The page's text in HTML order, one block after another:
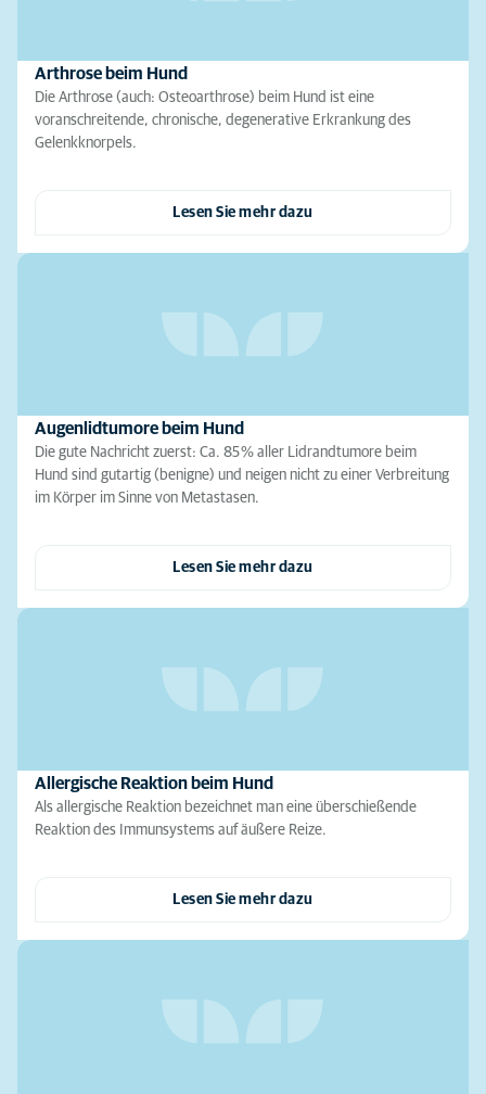
Arthrose beim Hund
Die Arthrose (auch: Osteoarthrose) beim Hund ist eine
voranschreitende, chronische, degenerative Erkrankung des
Gelenkknorpels.
Lesen Sie mehr dazu
Augenlidtumore beim Hund
Die gute Nachricht zuerst: Ca. 85 % aller Lidrandtumore beim
Hund sind gutartig (benigne) und neigen nicht zu einer Verbreitung
im Körper im Sinne von Metastasen.
Lesen Sie mehr dazu
Allergische Reaktion beim Hund
Als allergische Reaktion bezeichnet man eine überschießende
Reaktion des Immunsystems auf äußere Reize.
Lesen Sie mehr dazu